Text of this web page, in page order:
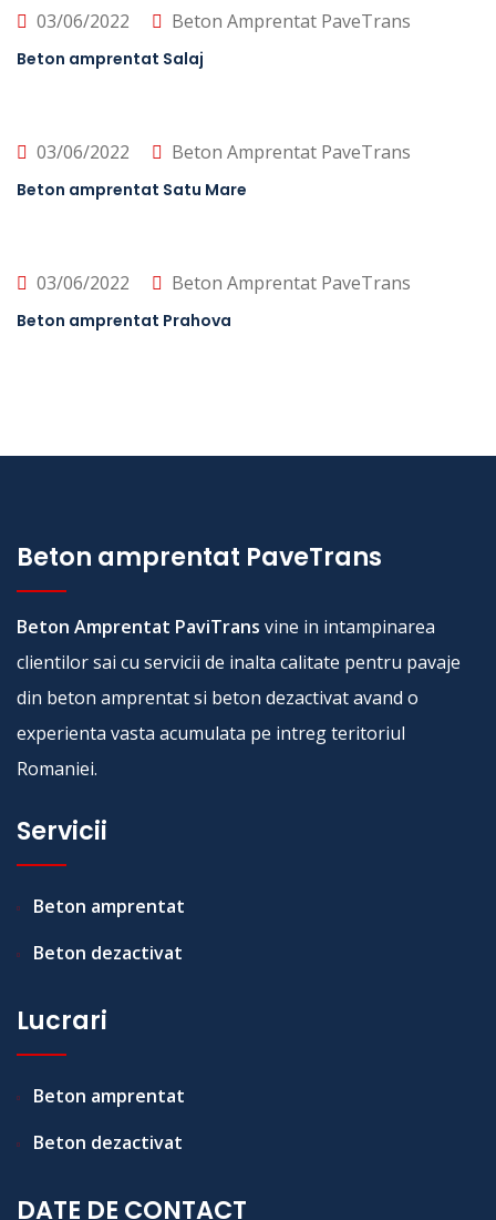
03/06/2022 Beton Amprentat PaveTrans
Beton amprentat Salaj
03/06/2022 Beton Amprentat PaveTrans
Beton amprentat Satu Mare
03/06/2022 Beton Amprentat PaveTrans
Beton amprentat Prahova
Beton amprentat PaveTrans
Beton Amprentat PaviTrans vine in intampinarea
clientilor sai cu servicii de inalta calitate pentru pavaje
din beton amprentat si beton dezactivat avand o
experienta vasta acumulata pe intreg teritoriul
Romaniei.
Servicii
Beton amprentat
Beton dezactivat
Lucrari
Beton amprentat
Beton dezactivat
DATE DE CONTACT